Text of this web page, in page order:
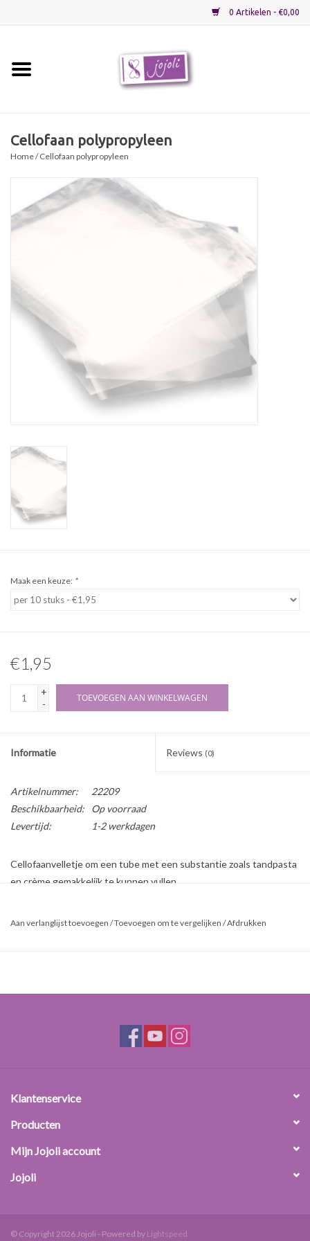
0 Artikelen - €0,00
Materialen
Cellofaan polypropyleen
Home/ Cellofaan polypropyleen
Maak een keuze: *
€1,95
+
-
TOEVOEGEN AAN WINKELWAGEN
Informatie Reviews (0)
Artikelnummer:
22209
Beschikbaarheid:
Op voorraad
Levertijd:
1-2 werkdagen
Cellofaanvelletje om een tube met een substantie zoals tandpasta
en crème gemakkelijk te kunnen vullen.
Aan verlanglijst toevoegen /Toevoegen om te vergelijken /Afdrukken
Klantenservice
Producten
Mijn Jojoli account
Jojoli
© Copyright 2026 Jojoli - Powered by Lightspeed